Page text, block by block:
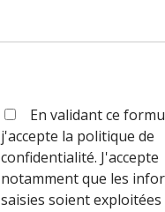
En validant ce
j'accepte la politique de
confidentialité. J'accepte
notamment que les
saisies soient exploitées